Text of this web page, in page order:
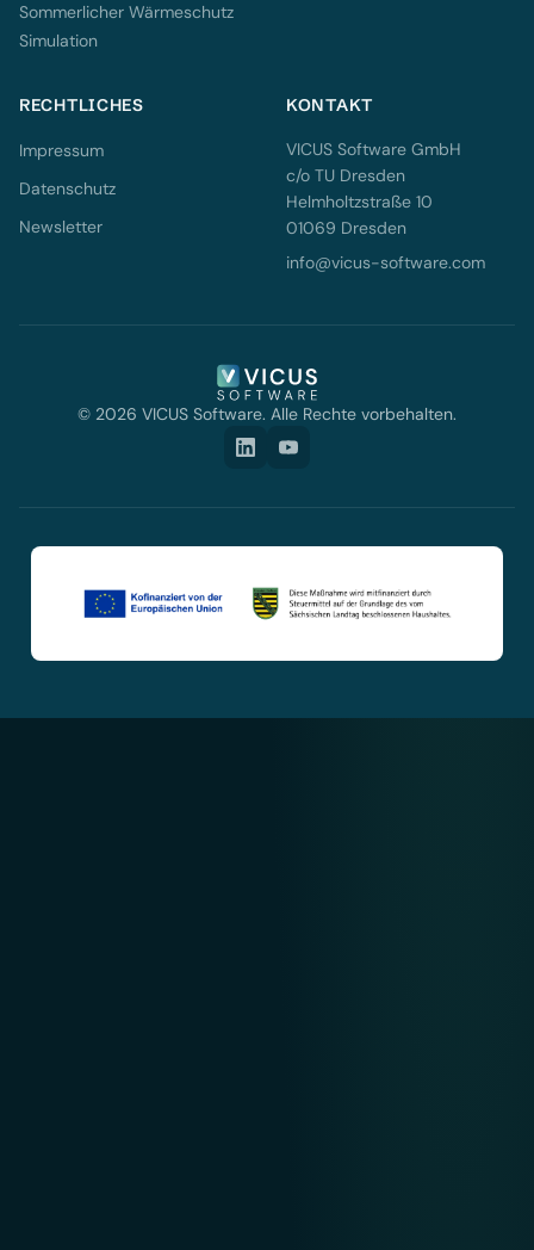
Sommerlicher Wärmeschutz
Simulation
RECHTLICHES
Impressum
Datenschutz
Newsletter
KONTAKT
VICUS Software GmbH
c/o TU Dresden
Helmholtzstraße 10
01069 Dresden
info@vicus-software.com
© 2026 VICUS Software. Alle Rechte vorbehalten.